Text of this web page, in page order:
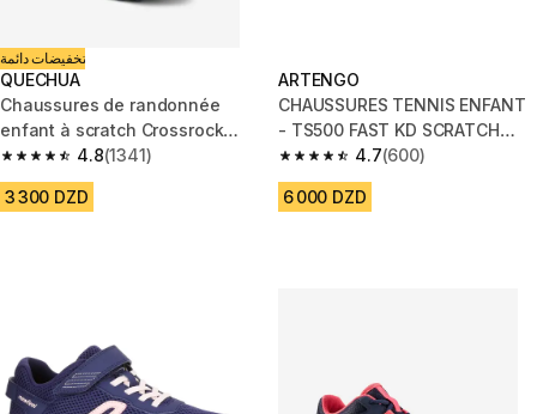
تخفيضات دائمة
QUECHUA
Chaussures de randonnée
enfant à scratch Crossrock
grise rouge du 24 AU 34
4.8
4.8 out of 5 stars from 1341 reviews
(1341)
3 300 DZD
ARTENGO
CHAUSSURES TENNIS ENFANT
- TS500 FAST KD SCRATCH
NIGHTSKY4.7
4.7 out of 5 stars from 600
(600)
6 000 DZD